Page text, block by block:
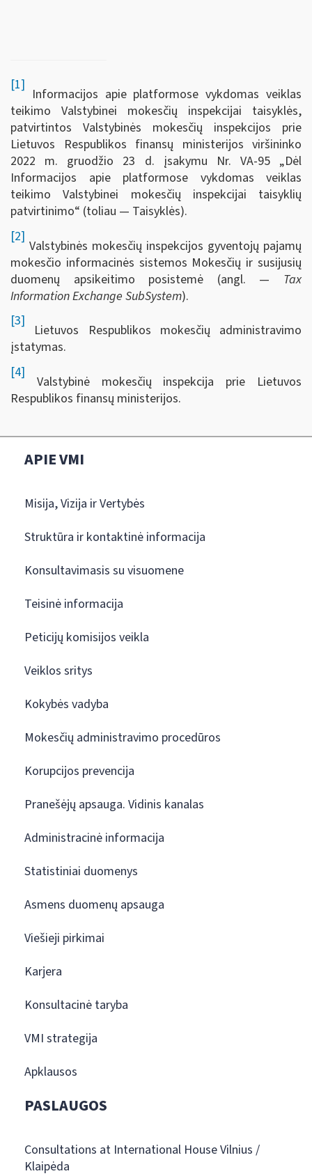
[1]
Informacijos apie platformose vykdomas veiklas
teikimo Valstybinei mokesčių inspekcijai taisyklės,
patvirtintos Valstybinės mokesčių inspekcijos prie
Lietuvos Respublikos finansų ministerijos viršininko
2022 m. gruodžio 23 d. įsakymu Nr. VA-95 „Dėl
Informacijos apie platformose vykdomas veiklas
teikimo Valstybinei mokesčių inspekcijai taisyklių
patvirtinimo“ (toliau — Taisyklės).
[2]
Valstybinės mokesčių inspekcijos gyventojų pajamų
mokesčio informacinės sistemos Mokesčių ir susijusių
duomenų apsikeitimo posistemė (angl. — Tax
Information Exchange SubSystem).
[3]
Lietuvos Respublikos mokesčių administravimo
įstatymas.
[4]
Valstybinė mokesčių inspekcija prie Lietuvos
Respublikos finansų ministerijos.
APIE VMI
Misija, Vizija ir Vertybės
Struktūra ir kontaktinė informacija
Konsultavimasis su visuomene
Teisinė informacija
Peticijų komisijos veikla
Veiklos sritys
Kokybės vadyba
Mokesčių administravimo procedūros
Korupcijos prevencija
Pranešėjų apsauga. Vidinis kanalas
Administracinė informacija
Statistiniai duomenys
Asmens duomenų apsauga
Viešieji pirkimai
Karjera
Konsultacinė taryba
VMI strategija
Apklausos
PASLAUGOS
Consultations at International House Vilnius /
Klaipėda